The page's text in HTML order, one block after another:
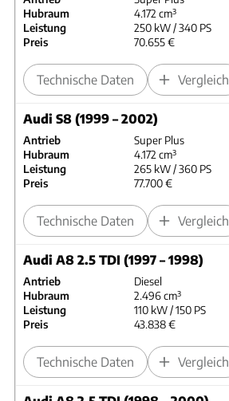
Hubraum
4.172 cm³
Leistung
250 kW / 340 PS
Preis
70.655 €
Technische Daten Vergleich
Audi S8 (1999 – 2002)
Antrieb
Super Plus
Hubraum
4.172 cm³
Leistung
265 kW / 360 PS
Preis
77.700 €
Technische Daten Vergleich
Audi A8 2.5 TDI (1997 – 1998)
Antrieb
Diesel
Hubraum
2.496 cm³
Leistung
110 kW / 150 PS
Preis
43.838 €
Technische Daten Vergleich